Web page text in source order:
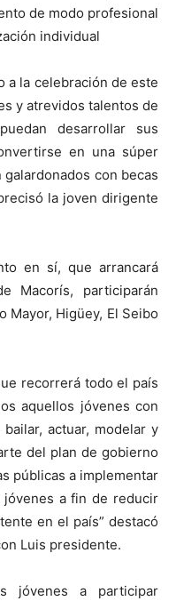
de modo profesional
individual
a la celebración de este
y atrevidos talentos de
desarrollar sus
en una súper
con becas
la joven dirigente
en sí, que arrancará
Macorís, participarán
Mayor, Higüey, El Seibo
recorrerá todo el país
aquellos jóvenes con
actuar, modelar y
del plan de gobierno
públicas a implementar
a fin de reducir
en el país” destacó
Luis presidente.
jóvenes a participar